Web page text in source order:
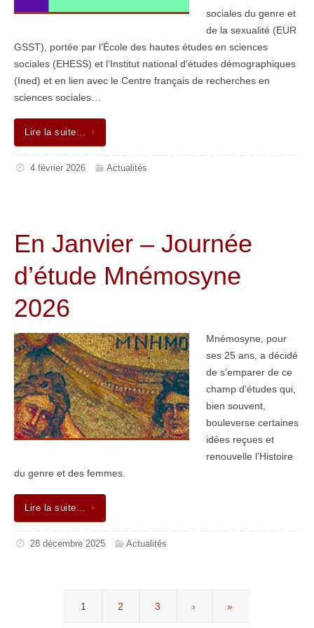
sociales du genre et
de la sexualité (EUR
GSST), portée par l’École des hautes études en sciences
sociales (EHESS) et l’Institut national d’études démographiques
(Ined) et en lien avec le Centre français de recherches en
sciences sociales…
Lire la suite…
4 février 2026 Actualités
En Janvier – Journée
d’étude Mnémosyne
2026
Mnémosyne, pour
ses 25 ans, a décidé
de s’emparer de ce
champ d’études qui,
bien souvent,
bouleverse certaines
idées reçues et
renouvelle l’Histoire
du genre et des femmes.
Lire la suite…
28 décembre 2025 Actualités
1 2 3 › »